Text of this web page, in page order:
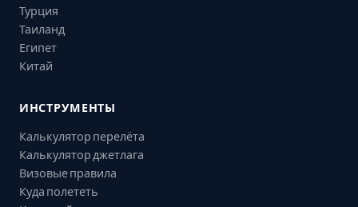
Турция
Таиланд
Египет
Китай
ИНСТРУМЕНТЫ
Калькулятор перелёта
Калькулятор джетлага
Визовые правила
Куда полететь